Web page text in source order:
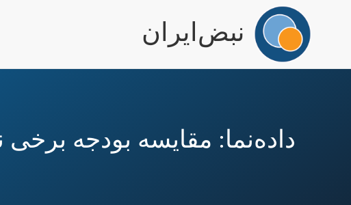
نبض‌ایران
داده‌نما: مقایسه بودجه